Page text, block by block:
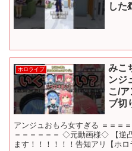
した💃
ホロライブ
みこ
ンジ
こ/
ブ切
アンジュおもろ女すぎる ＝＝＝
＝＝＝＝＝＝ ◇元動画様◇ 【逆
ます！！！！！！告知アリ【ホ